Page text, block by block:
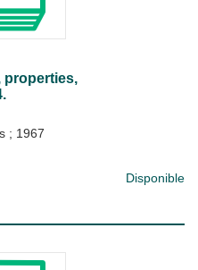
properties,
; 1967
Disponible